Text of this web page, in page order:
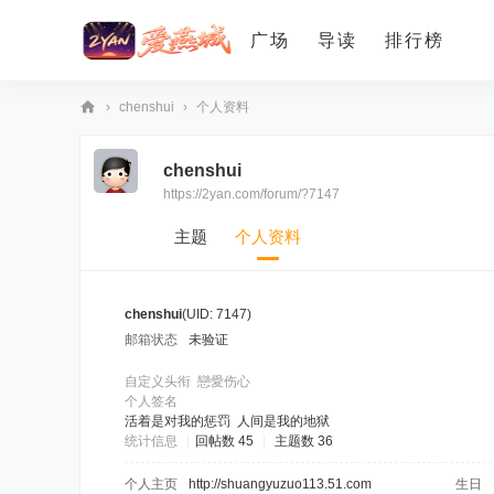
广场 导读 排行榜
› chenshui › 个人资料
chenshui
https://2yan.com/forum/?7147
主题 个人资料
chenshui(UID: 7147)
邮箱状态
未验证
自定义头衔 戀愛伤心
个人签名
活着是对我的惩罚 人间是我的地狱
统计信息
回帖数 45 主题数 36
个人主页 http://shuangyuzuo113.51.com 生日